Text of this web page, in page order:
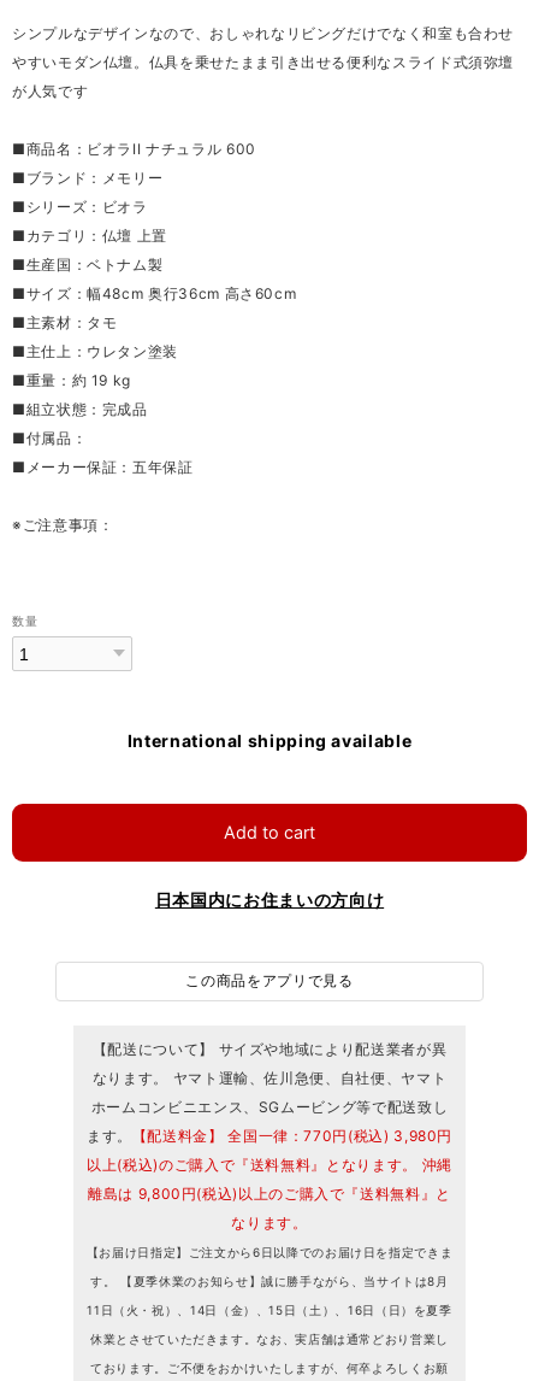
シンプルなデザインなので、おしゃれなリビングだけでなく和室も合わせ
やすいモダン仏壇。仏具を乗せたまま引き出せる便利なスライド式須弥壇
が人気です
■商品名：ビオラII ナチュラル 600
■ブランド：メモリー
■シリーズ：ビオラ
■カテゴリ：仏壇 上置
■生産国：ベトナム製
■サイズ：幅48cm 奥行36cm 高さ60cm
■主素材：タモ
■主仕上：ウレタン塗装
■重量：約 19 kg
■組立状態：完成品
■付属品：
■メーカー保証：五年保証
※ご注意事項：
数量
International shipping available
Add to cart
日本国内にお住まいの方向け
この商品をアプリで見る
【配送について】 サイズや地域により配送業者が異
なります。 ヤマト運輸、佐川急便、自社便、ヤマト
ホームコンビニエンス、SGムービング等で配送致し
ます。
【配送料金】 全国一律：770円(税込) 3,980円
以上(税込)のご購入で『送料無料』となります。 沖縄
離島は 9,800円(税込)以上のご購入で『送料無料』と
なります。
【お届け日指定】ご注文から6日以降でのお届け日を指定できま
す。 【夏季休業のお知らせ】誠に勝手ながら、当サイトは8月
11日（火・祝）、14日（金）、15日（土）、16日（日）を夏季
休業とさせていただきます。なお、実店舗は通常どおり営業し
ております。ご不便をおかけいたしますが、何卒よろしくお願